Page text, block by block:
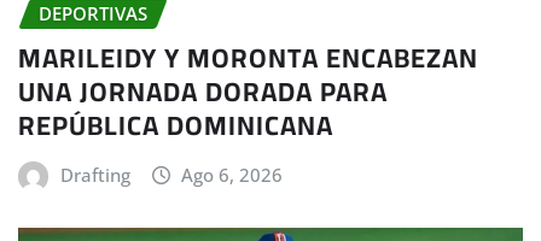
DEPORTIVAS
MARILEIDY Y MORONTA ENCABEZAN
UNA JORNADA DORADA PARA
REPÚBLICA DOMINICANA
Drafting Ago 6, 2026